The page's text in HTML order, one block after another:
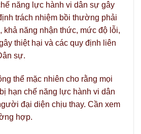
năng lực hành vi dân sự gây
trách nhiệm bồi thường phải
khả năng nhận thức, mức độ lỗi,
thiệt hại và các quy định liên
sự.
thể mặc nhiên cho rằng mọi
hạn chế năng lực hành vi dân
đại diện chịu thay. Cần xem
hợp.